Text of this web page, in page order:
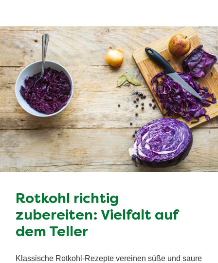
Rotkohl richtig
zubereiten: Vielfalt auf
dem Teller
Klassische Rotkohl-Rezepte vereinen süße und saure